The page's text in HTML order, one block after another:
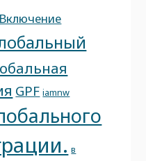
Включение
GPF iamnw
в